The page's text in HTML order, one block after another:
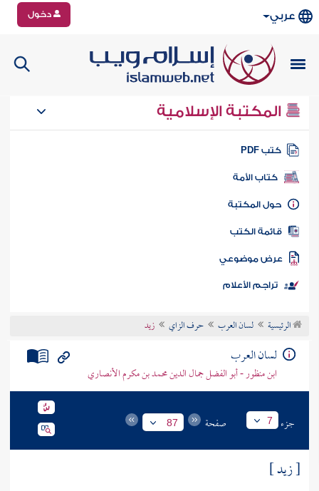
عربي دخول
المكتبة الإسلامية
كتب PDF
كتاب الأمة
المكتبة
الكتب
موضوعي
تراجم الأعلام
الرئيسية لسان العرب حرف الزاي زيد
لسان العرب
ابن منظور - أبو الفضل جمال الدين محمد بن مكرم الأنصاري
جزء 7 صفحة 87
[ زيد ]